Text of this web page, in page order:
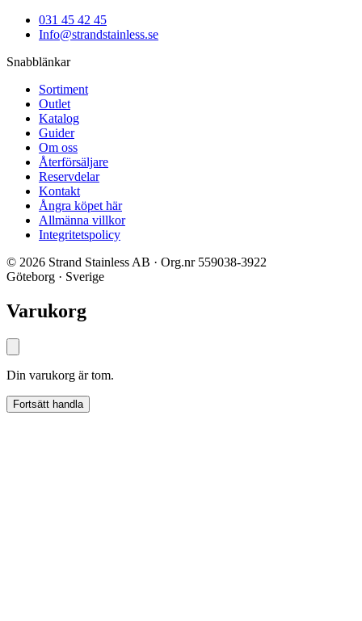
031 45 42 45
Info@strandstainless.se
Snabblänkar
Sortiment
Outlet
Katalog
Guider
Om oss
Återförsäljare
Reservdelar
Kontakt
Ångra köpet här
Allmänna villkor
Integritetspolicy
© 2026 Strand Stainless AB · Org.nr 559038-3922
Göteborg · Sverige
Varukorg
Din varukorg är tom.
Fortsätt handla